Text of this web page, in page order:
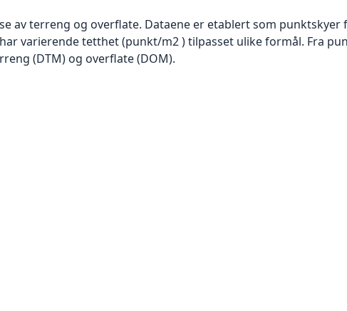
av terreng og overflate. Dataene er etablert som
varierende tetthet (punkt/m2 ) tilpasset ulike formål. Fra
(DTM) og overflate (DOM).